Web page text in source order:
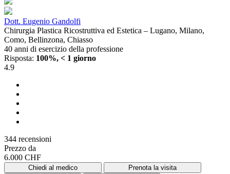
Dott. Eugenio Gandolfi
Chirurgia Plastica Ricostruttiva ed Estetica – Lugano, Milano,
Como, Bellinzona, Chiasso
40 anni di esercizio della professione
Risposta: 100%, < 1 giorno
4.9
344 recensioni
Prezzo da
6.000 CHF
Chiedi al medico
Prenota la visita